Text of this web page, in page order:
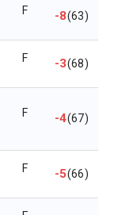
F -8(63)
F -3(68)
F -4(67)
F -5(66)